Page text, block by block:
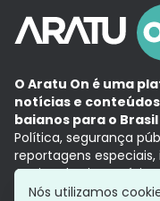
O Aratu On é uma
notícias e
baianos para o
Política, segurança
reportagens
Aqui, tudo vira notícia
com a credibilidade do
Nós utilizamos